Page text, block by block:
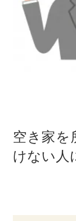
空き家を
けない人